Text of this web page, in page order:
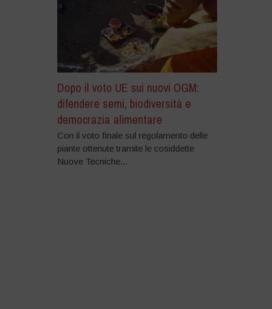
Dopo il voto UE sui nuovi OGM:
difendere semi, biodiversità e
democrazia alimentare
Con il voto finale sul regolamento delle
piante ottenute tramite le cosiddette
Nuove Tecniche...